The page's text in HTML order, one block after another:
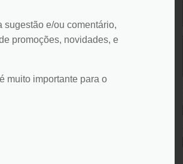
sugestão e/ou comentário,
promoções, novidades, e
muito importante para o